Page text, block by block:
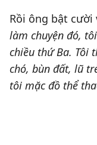
Rồi ông bật cười
làm chuyện đó,
chiều thứ Ba. Tôi
chó, bùn đất, lũ
tôi mặc đồ thể